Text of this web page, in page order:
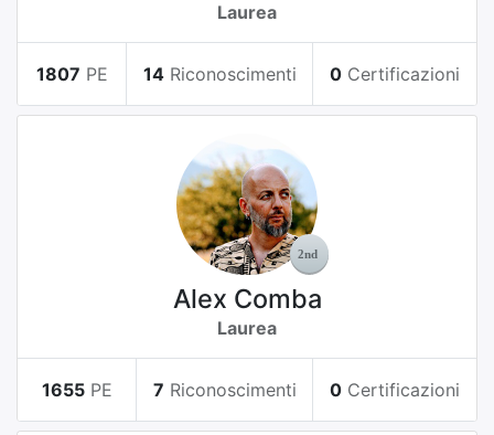
Laurea
1807 PE 14 Riconoscimenti 0 Certificazioni
Alex Comba
Laurea
1655 PE 7 Riconoscimenti 0 Certificazioni